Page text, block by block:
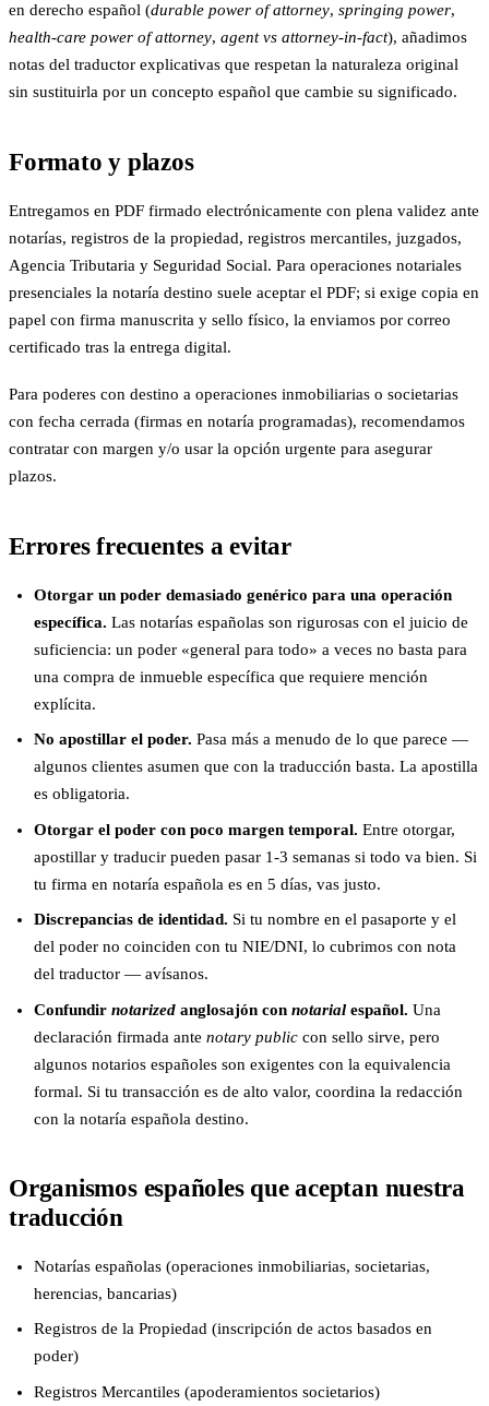
en derecho español (durable power of attorney, springing power,
health-care power of attorney, agent vs attorney-in-fact), añadimos
notas del traductor explicativas que respetan la naturaleza original
sin sustituirla por un concepto español que cambie su significado.
Formato y plazos
Entregamos en PDF firmado electrónicamente con plena validez ante
notarías, registros de la propiedad, registros mercantiles, juzgados,
Agencia Tributaria y Seguridad Social. Para operaciones notariales
presenciales la notaría destino suele aceptar el PDF; si exige copia en
papel con firma manuscrita y sello físico, la enviamos por correo
certificado tras la entrega digital.
Para poderes con destino a operaciones inmobiliarias o societarias
con fecha cerrada (firmas en notaría programadas), recomendamos
contratar con margen y/o usar la opción urgente para asegurar
plazos.
Errores frecuentes a evitar
Otorgar un poder demasiado genérico para una operación
específica. Las notarías españolas son rigurosas con el juicio de
suficiencia: un poder «general para todo» a veces no basta para
una compra de inmueble específica que requiere mención
explícita.
No apostillar el poder. Pasa más a menudo de lo que parece —
algunos clientes asumen que con la traducción basta. La apostilla
es obligatoria.
Otorgar el poder con poco margen temporal. Entre otorgar,
apostillar y traducir pueden pasar 1-3 semanas si todo va bien. Si
tu firma en notaría española es en 5 días, vas justo.
Discrepancias de identidad. Si tu nombre en el pasaporte y el
del poder no coinciden con tu NIE/DNI, lo cubrimos con nota
del traductor — avísanos.
Confundir notarizedanglosajón con notarialespañol. Una
declaración firmada ante notary publiccon sello sirve, pero
algunos notarios españoles son exigentes con la equivalencia
formal. Si tu transacción es de alto valor, coordina la redacción
con la notaría española destino.
Organismos españoles que aceptan nuestra
traducción
Notarías españolas (operaciones inmobiliarias, societarias,
herencias, bancarias)
Registros de la Propiedad (inscripción de actos basados en
poder)
Registros Mercantiles (apoderamientos societarios)